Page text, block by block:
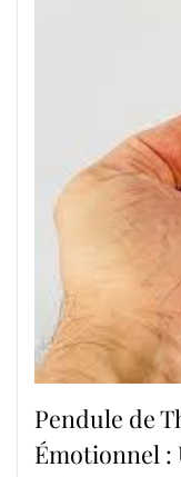
Pendule de
Émotionnel :